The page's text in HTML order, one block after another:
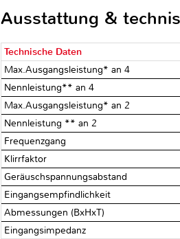
Ausstattung &
Technische Daten
Max.Ausgangsleistung* an 4Ω
Nennleistung** an 4 Ω
Max.Ausgangsleistung* an 2Ω
Nennleistung ** an 2 Ω
Frequenzgang
Klirrfaktor
Geräuschspannungsabstand
Eingangsempfindlichkeit
Abmessungen (BxHxT)
Eingangsimpedanz